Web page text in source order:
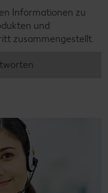
Informationen zu
und
zusammengestellt.